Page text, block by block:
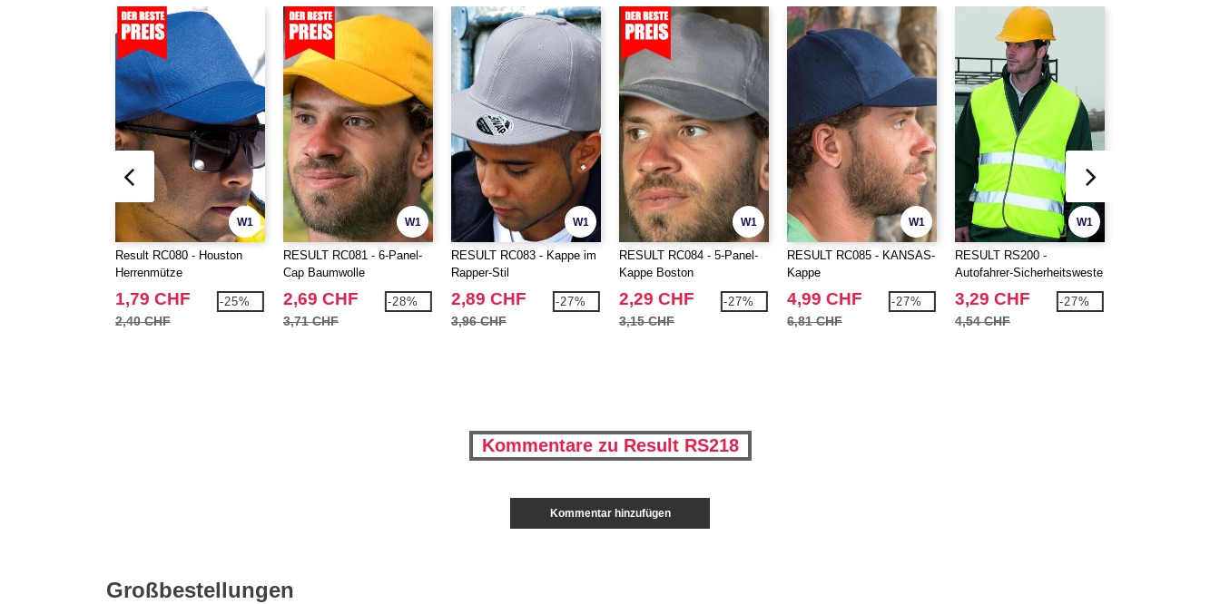
W1
Result RC080 - Houston
Herrenmütze
1,79 CHF
2,40 CHF
-25%
W1
RESULT RC081 - 6-Panel-
Cap Baumwolle
2,69 CHF
3,71 CHF
-28%
W1
RESULT RC083 - Kappe im
Rapper-Stil
2,89 CHF
3,96 CHF
-27%
W1
RESULT RC084 - 5-Panel-
Kappe Boston
2,29 CHF
3,15 CHF
-27%
W1
RESULT RC085 - KANSAS-
Kappe
4,99 CHF
6,81 CHF
-27%
W1
RESULT RS200 -
Autofahrer-Sicherheitsweste
3,29 CHF
4,54 CHF
-27%
Kommentare zu Result RS218
Kommentar hinzufügen
Großbestellungen